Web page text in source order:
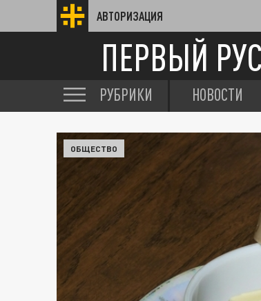
АВТОРИЗАЦИЯ
ПЕРВЫЙ
РУБРИКИ НОВОСТИ
ОБЩЕСТВО